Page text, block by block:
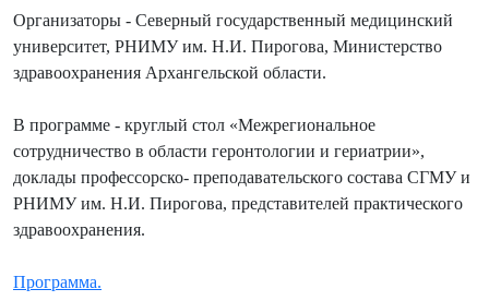
Организаторы - Северный государственный медицинский
университет, РНИМУ им. Н.И. Пирогова, Министерство
здравоохранения Архангельской области.
В программе - круглый стол «Межрегиональное
сотрудничество в области геронтологии и гериатрии»,
доклады профессорско- преподавательского состава СГМУ и
РНИМУ им. Н.И. Пирогова, представителей практического
здравоохранения.
Программа.